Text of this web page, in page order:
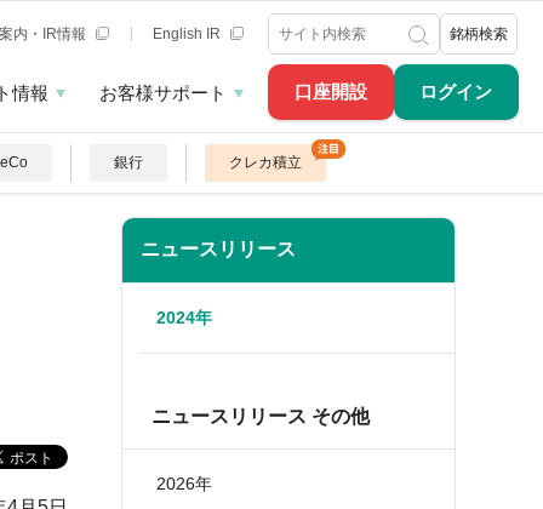
口座開設 ログイン
内・IR情報 English IR 銘柄検索
情報 お客様サポート
銀行 クレカ積立
ニュースリリース
2024年
ニュースリリース その他
2026年